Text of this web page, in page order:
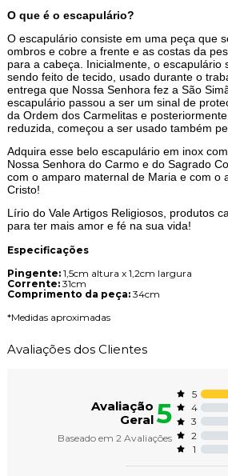
O que é o escapulário?
O escapulário consiste em uma peça que
ombros e cobre a frente e as costas da
para a cabeça. Inicialmente, o escapulário
sendo feito de tecido, usado durante o
entrega que Nossa Senhora fez a São
escapulário passou a ser um sinal de
da Ordem dos Carmelitas e
reduzida, começou a ser usado também
Adquira esse belo escapulário em inox
Nossa Senhora do Carmo e do Sagrado
com o amparo maternal de Maria e com o
Cristo!
Lírio do Vale Artigos Religiosos, produtos
para ter mais amor e fé na sua vida!
Especificações
Pingente:1,5cm altura x 1,2cm largura
Corrente: 31cm
Comprimento da peça: 34cm
*Medidas aproximadas
Avaliações dos Clientes
Avaliação
Geral5
Baseado em2 Avaliações
5
4
3
2
1